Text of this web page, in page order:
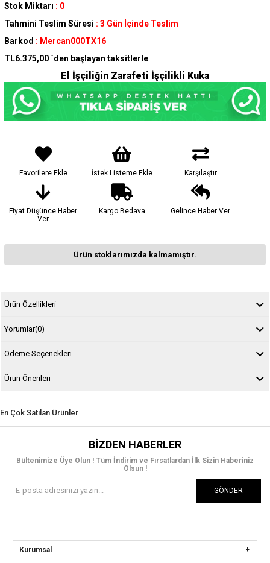
Stok Miktarı : 0
Tahmini Teslim Süresi : 3 Gün İçinde Teslim
Barkod : Mercan000TX16
TL6.375,00 `den başlayan taksitlerle
El İşçiliğin Zarafeti İşçilikli Kuka
Favorilere Ekle İstek Listeme Ekle Karşılaştır
Fiyat Düşünce Haber
Ver
Kargo Bedava Gelince Haber Ver
Ürün stoklarımızda kalmamıştır.
Ürün Özellikleri
Yorumlar(0)
Ödeme Seçenekleri
Ürün Önerileri
En Çok Satılan Ürünler
BIZDEN HABERLER
Bültenimize Üye Olun ! Tüm İndirim ve Fırsatlardan İlk Sizin Haberiniz
Olsun !
GÖNDER
Kurumsal